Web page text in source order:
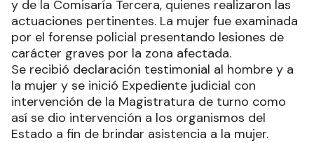
y de la Comisaría Tercera, quienes realizaron las
actuaciones pertinentes. La mujer fue examinada
por el forense policial presentando lesiones de
carácter graves por la zona afectada.
Se recibió declaración testimonial al hombre y a
la mujer y se inició Expediente judicial con
intervención de la Magistratura de turno como
así se dio intervención a los organismos del
Estado a fin de brindar asistencia a la mujer.